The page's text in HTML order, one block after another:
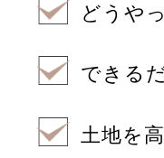
どうや
できる
土地を